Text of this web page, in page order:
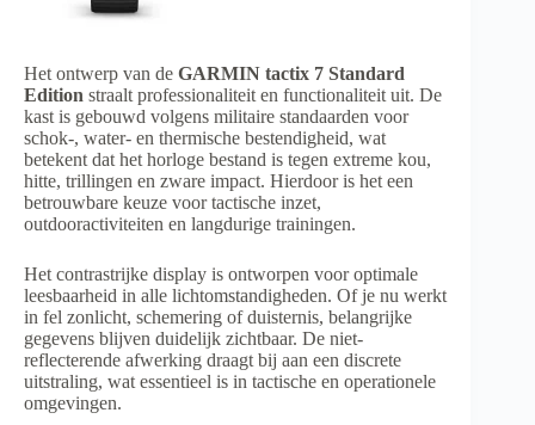
Het ontwerp van de GARMIN tactix 7 Standard
Edition straalt professionaliteit en functionaliteit uit. De
kast is gebouwd volgens militaire standaarden voor
schok-, water- en thermische bestendigheid, wat
betekent dat het horloge bestand is tegen extreme kou,
hitte, trillingen en zware impact. Hierdoor is het een
betrouwbare keuze voor tactische inzet,
outdooractiviteiten en langdurige trainingen.
Het contrastrijke display is ontworpen voor optimale
leesbaarheid in alle lichtomstandigheden. Of je nu werkt
in fel zonlicht, schemering of duisternis, belangrijke
gegevens blijven duidelijk zichtbaar. De niet-
reflecterende afwerking draagt bij aan een discrete
uitstraling, wat essentieel is in tactische en operationele
omgevingen.